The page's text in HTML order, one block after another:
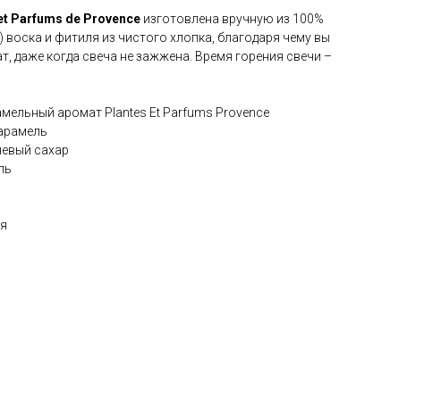
Parfums de Provence изготовлена вручную из 100%
воска и фитиля из чистого хлопка, благодаря чему вы
даже когда свеча не зажжена. Время горения свечи –
аромат Plantes Et Parfums Provence
сахар